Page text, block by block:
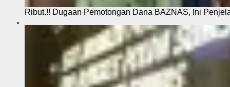
Ribut.!! Dugaan Pemotongan Dana BAZNAS, Ini